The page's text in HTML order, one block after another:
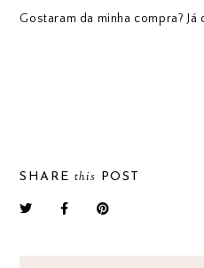
Gostaram da minha compra?
SHAREthis POST